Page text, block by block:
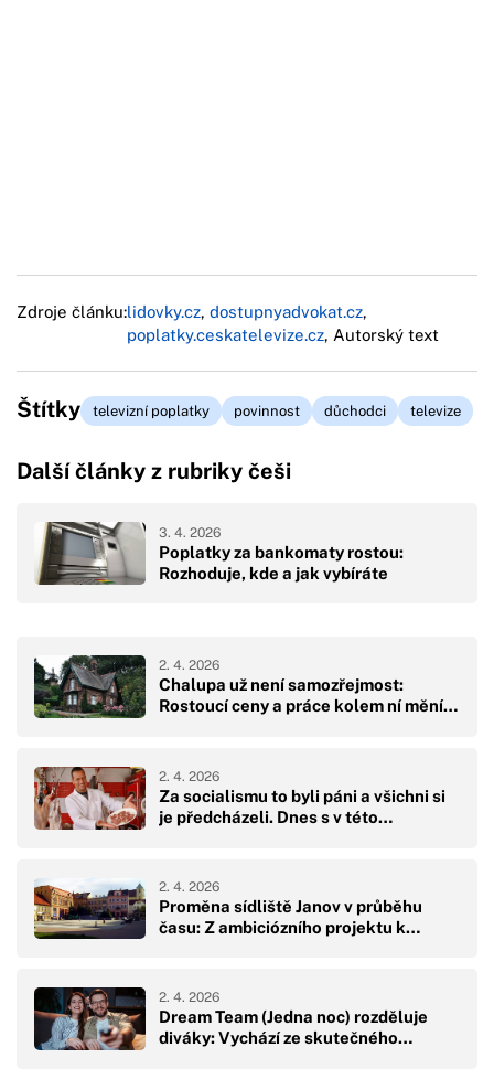
Zdroje článku:lidovky.cz, dostupnyadvokat.cz,
poplatky.ceskatelevize.cz, Autorský text
Štítky televizní poplatky povinnost důchodci televize
Další články z rubriky češi
Poplatky za bankomaty rostou:
Rozhoduje, kde a jak vybíráte
3. 4. 2026
Chalupa už není samozřejmost:
Rostoucí ceny a práce kolem ní mění…
2. 4. 2026
Za socialismu to byli páni a všichni si
je předcházeli. Dnes s v této…
2. 4. 2026
Proměna sídliště Janov v průběhu
času: Z ambiciózního projektu k…
2. 4. 2026
Dream Team (Jedna noc) rozděluje
diváky: Vychází ze skutečného…
2. 4. 2026